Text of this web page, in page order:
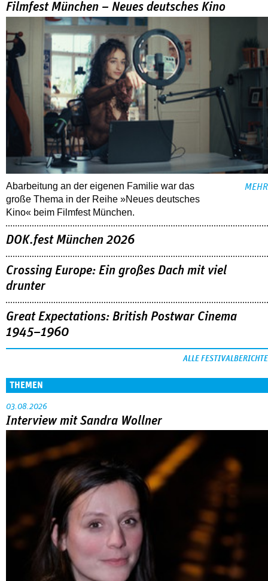
Filmfest München – Neues deutsches Kino
Abarbeitung an der eigenen Familie war das
große Thema in der Reihe »Neues deutsches
Kino« beim Filmfest München.
MEHR
DOK.fest München 2026
Crossing Europe: Ein großes Dach mit viel
drunter
Great Expectations: British Postwar Cinema
1945–1960
ALLE FESTIVALBERICHTE
THEMEN
03.08.2026
Interview mit Sandra Wollner